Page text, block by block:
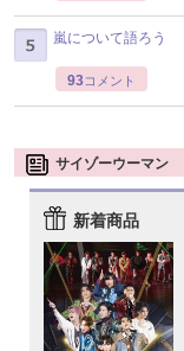
嵐について語ろう
93コメント
サイゾーウーマン
新着商品